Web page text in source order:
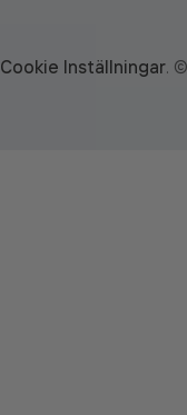
Cookie Inställningar. ©